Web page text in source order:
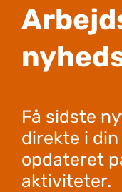
Få sidste
direkte i
opdateret
aktiviteter.